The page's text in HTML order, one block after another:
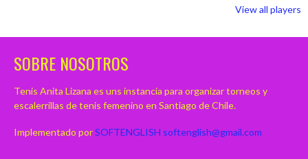
View all players
SOBRE NOSOTROS
Tenis Anita Lizana es uns instancia para organizar torneos y
escalerrillas de tenis femenino en Santiago de Chile.
Implementado porSOFTENGLISH softenglish@gmail.com